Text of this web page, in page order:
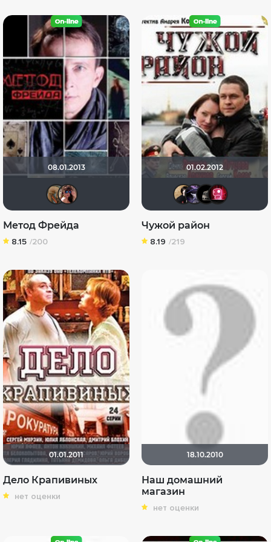
08.01.2013
Инна Гавриленко
Метод Фрейда
8.15 /200
01.02.2012
Чужой район
8.19 /219
01.01.2011
Дело Крапивиных
нет оценки
18.10.2010
Наш домашний
магазин
нет оценки